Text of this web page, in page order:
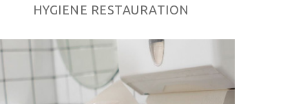
HYGIENE RESTAURATION